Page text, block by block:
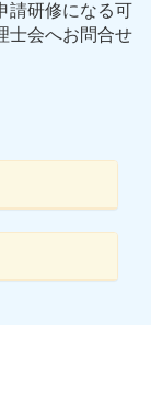
請研修になる可
士会へお問合せ